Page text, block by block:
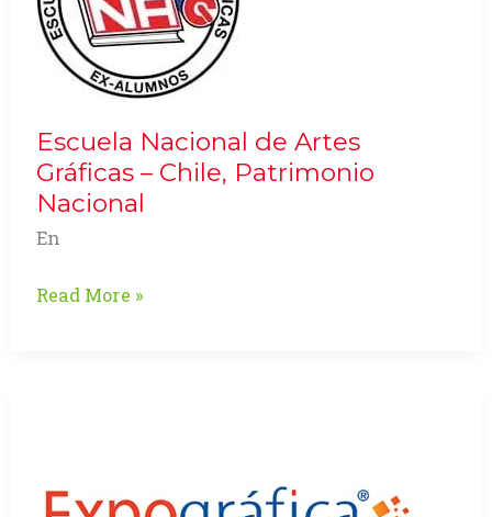
leer
Escuela Nacional de Artes
Gráficas – Chile, Patrimonio
Nacional
En
Escuela
Patrimonio
Read More »